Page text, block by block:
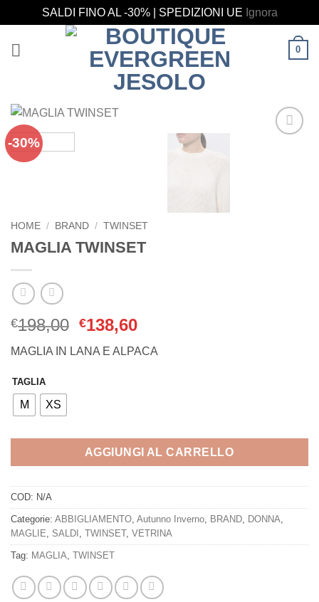
SALDI FINO AL -30% | SPEDIZIONI UE Ignora
0
-30%
HOME / BRAND / TWINSET
MAGLIA TWINSET
€198,00 Il
originale
€138,60Il
attuale
MAGLIA IN LANA E ALPACA
TAGLIA
M XS
AGGIUNGI AL CARRELLO
COD: N/A
Categorie: ABBIGLIAMENTO, Autunno Inverno, BRAND, DONNA,
MAGLIE, SALDI , TWINSET, VETRINA
Tag: MAGLIA, TWINSET